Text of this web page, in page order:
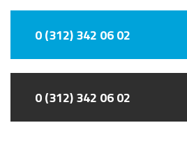
0 (312) 342 06 02
0 (312) 342 06 02